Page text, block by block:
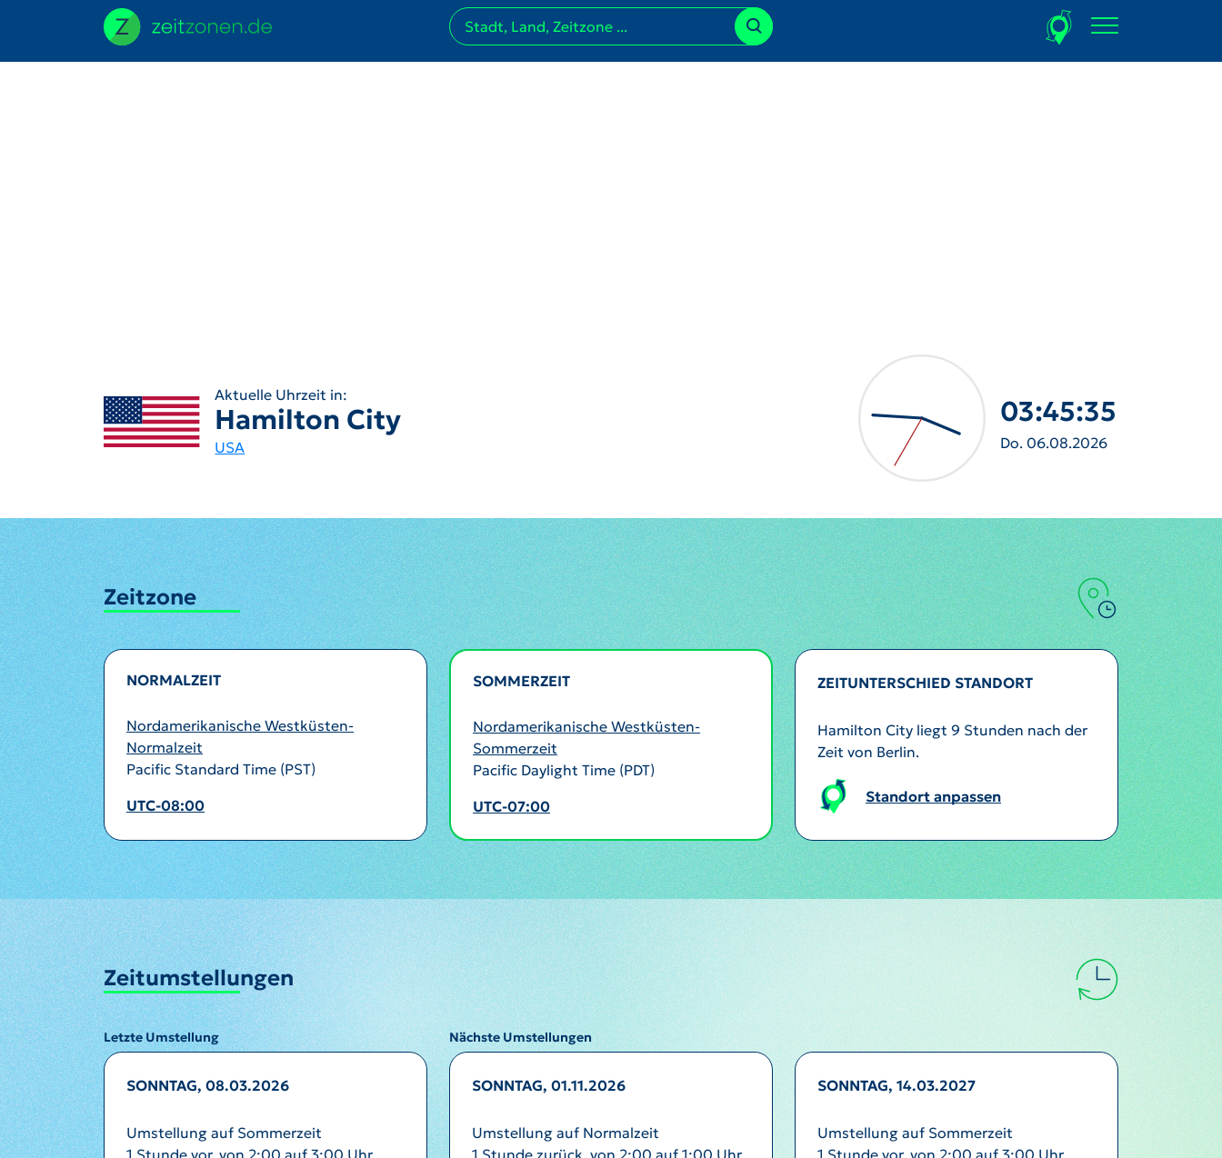
Aktuelle Uhrzeit in:
Hamilton City
USA
03:45:38
Do. 06.08.2026
Zeitzone
NORMALZEIT
Nordamerikanische Westküsten-
Normalzeit
Pacific Standard Time (PST)
UTC-08:00
SOMMERZEIT
Nordamerikanische Westküsten-
Sommerzeit
Pacific Daylight Time (PDT)
UTC-07:00
ZEITUNTERSCHIED STANDORT
Hamilton City liegt 9 Stunden nach der
Zeit von Berlin.
Standort anpassen
Zeitumstellungen
Letzte Umstellung Nächste Umstellungen
SONNTAG, 08.03.2026
Umstellung auf Sommerzeit
1 Stunde vor, von 2:00 auf 3:00 Uhr
SONNTAG, 01.11.2026
Umstellung auf Normalzeit
1 Stunde zurück, von 2:00 auf 1:00 Uhr
SONNTAG, 14.03.2027
Umstellung auf Sommerzeit
1 Stunde vor, von 2:00 auf 3:00 Uhr